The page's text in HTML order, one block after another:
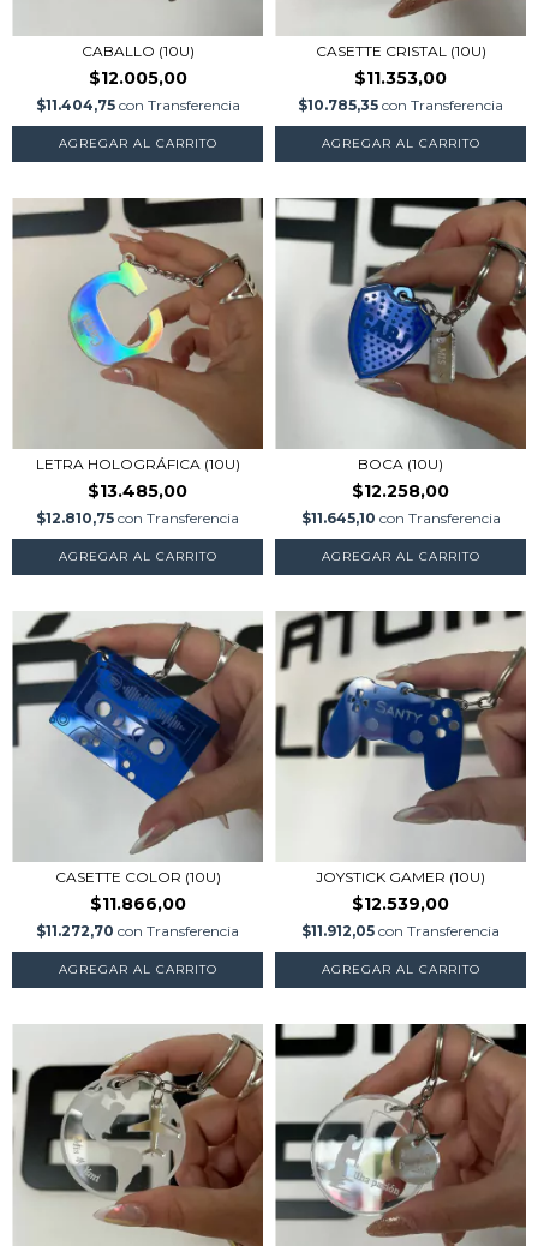
CABALLO (10U)
$12.005,00
$11.404,75 con Transferencia
AGREGAR AL CARRITO
CASETTE CRISTAL (10U)
$11.353,00
$10.785,35 con Transferencia
AGREGAR AL CARRITO
LETRA HOLOGRÁFICA (10U)
$13.485,00
$12.810,75 con Transferencia
AGREGAR AL CARRITO
BOCA (10U)
$12.258,00
$11.645,10 con Transferencia
AGREGAR AL CARRITO
CASETTE COLOR (10U)
$11.866,00
$11.272,70 con Transferencia
AGREGAR AL CARRITO
JOYSTICK GAMER (10U)
$12.539,00
$11.912,05 con Transferencia
AGREGAR AL CARRITO